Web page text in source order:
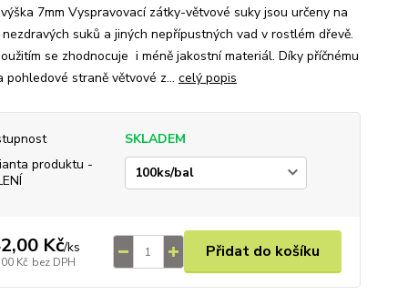
7mm Vyspravovací zátky-větvové suky jsou určeny na
suků a jiných nepřípustných vad v rostlém dřevě.
se zhodnocuje i méně jakostní materiál. Díky příčnému
pohledové straně větvové z... celý popis
SKLADEM
produktu -
Kč/ks
Kč bez DPH
Přidat do košíku